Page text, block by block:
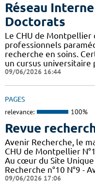
Réseau
Doctorats
Le CHU de
professionnels
recherche en soins.
un cursus
09/06/2026 16:44
PAGES
relevance: 100%
Revue
Avenir Recherche, le
CHU de Montpellier
Au cœur du Site
Recherche n°10 N°9 -
09/06/2026 17:06